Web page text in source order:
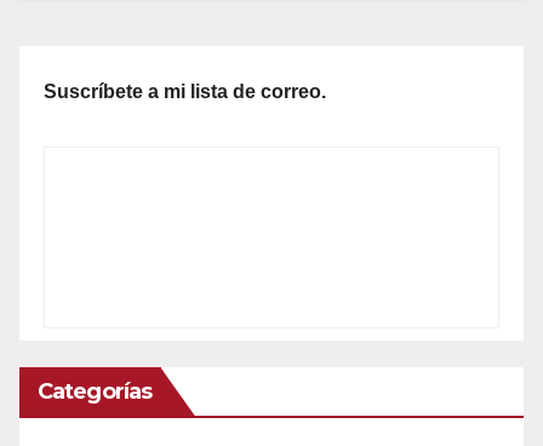
Suscríbete a mi lista de correo.
Categorías